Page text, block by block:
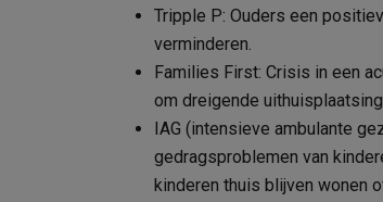
Tripple P: Ouders een
verminderen.
Families First: Crisis in een
om dreigende
IAG (intensieve ambulante
gedragsproblemen van
kinderen thuis blijven wonen